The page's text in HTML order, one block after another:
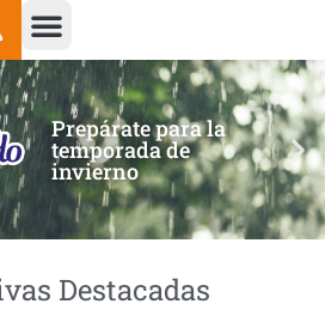
Prepárate para la
temporada de
invierno
Destacadas